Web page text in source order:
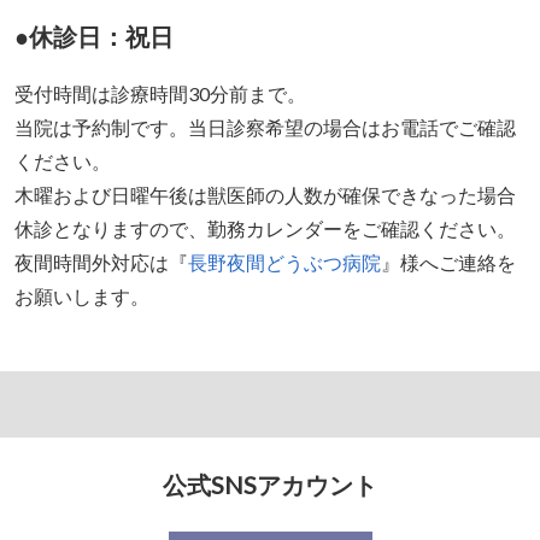
●休診日：祝日
受付時間は診療時間30分前まで。
当院は予約制です。当日診察希望の場合はお電話でご確認
ください。
木曜および日曜午後は獣医師の人数が確保できなった場合
休診となりますので、勤務カレンダーをご確認ください。
夜間時間外対応は『長野夜間どうぶつ病院 』様へご連絡を
お願いします。
公式SNSアカウント